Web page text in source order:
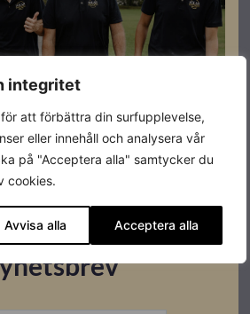
integritet
att förbättra din surfupplevelse,
eller innehåll och analysera vår
på "Acceptera alla" samtycker du
cookies.
Avvisa alla Acceptera alla
30 år
Svart
Weland
SPL5050
på vårt